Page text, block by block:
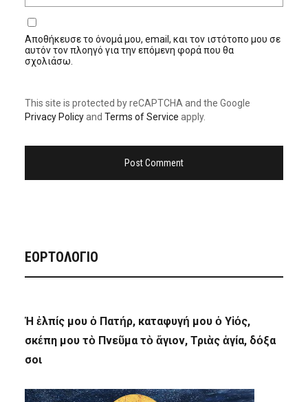
Αποθήκευσε το όνομά μου, email, και τον ιστότοπο μου σε
αυτόν τον πλοηγό για την επόμενη φορά που θα
σχολιάσω.
This site is protected by reCAPTCHA and the Google
Privacy Policyand Terms of Service apply.
ΕΟΡΤΟΛΟΓΙΟ
Ἡ ἐλπίς μου ὁ Πατήρ, καταφυγή μου ὁ Υἱός,
σκέπη μου τὸ Πνεῦμα τὸ ἅγιον, Τριὰς ἁγία, δόξα
σοι